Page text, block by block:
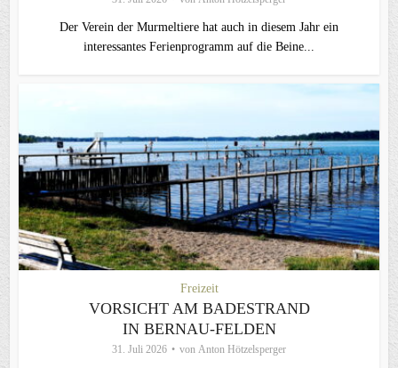
Der Verein der Murmeltiere hat auch in diesem Jahr ein
interessantes Ferienprogramm auf die Beine...
Freizeit
VORSICHT AM BADESTRAND
IN BERNAU-FELDEN
31. Juli 2026 von Anton Hötzelsperger